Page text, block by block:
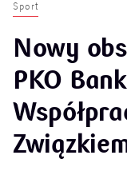
Sport
Nowy
PKO